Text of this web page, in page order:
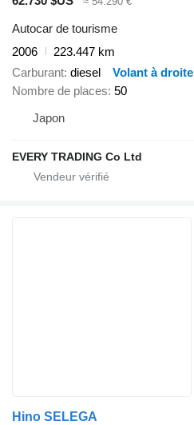
Autocar de tourisme
2006
223.447 km
Carburant diesel Volant à droite
Nombre de places 50
Japon
EVERY TRADING Co Ltd
Hino SELEGA